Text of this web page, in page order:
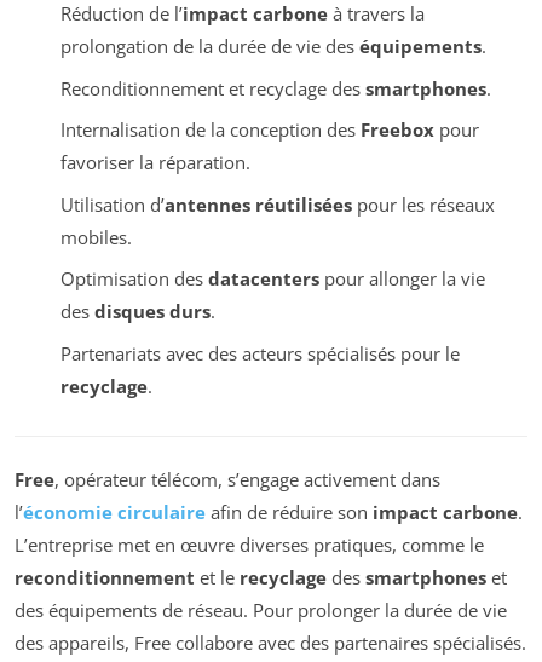
Réduction de l’impact carboneà travers la
prolongation de la durée de vie des équipements.
Reconditionnement et recyclage des smartphones.
Internalisation de la conception des Freeboxpour
favoriser la réparation.
Utilisation d’antennes réutiliséespour les réseaux
mobiles.
Optimisation des datacenterspour allonger la vie
des disques durs.
Partenariats avec des acteurs spécialisés pour le
recyclage.
Free, opérateur télécom, s’engage activement dans
l’économie circulaire afin de réduire son impact carbone.
L’entreprise met en œuvre diverses pratiques, comme le
reconditionnement et le recyclage des smartphones et
des équipements de réseau. Pour prolonger la durée de vie
des appareils, Free collabore avec des partenaires spécialisés.